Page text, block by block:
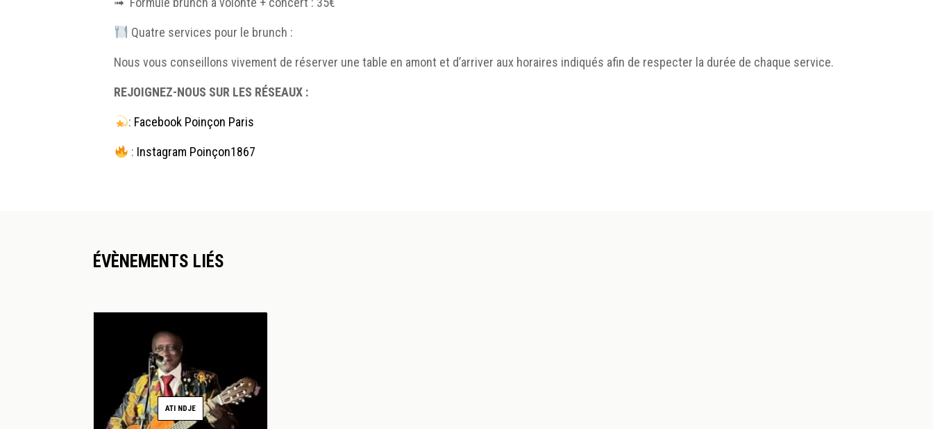
Quatre services pour le brunch :
Nous vous conseillons vivement de réserver une table en amont et d’arriver aux horaires indiqués afin de respecter la durée de chaque service.
REJOIGNEZ-NOUS SUR LES RÉSEAUX :
: Facebook Poinçon Paris
: Instagram Poinçon1867
ÉVÈNEMENTS LIÉS
ATI NDJE